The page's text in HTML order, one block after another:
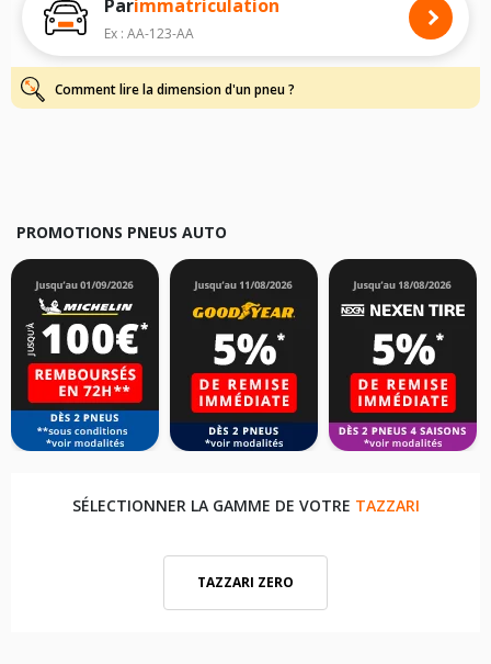
dimensions de vos pneus pourTAZZARI: voiture, SUV, 4X4 et
camionnette/utilitaire, simplement et rapidement.
Pour cela, veuillez sélectionner la gammeTAZZARIde votre véhicule ci-
dessous :
Les résultats de votre recherche sont donnés à titre indicatif. Il est
Parimmatriculation
Ex : AA-123-AA
Comment lire la dimension d'un pneu ?
PROMOTIONS PNEUS AUTO
SÉLECTIONNER LA GAMME DE VOTRE TAZZARI
TAZZARI ZERO